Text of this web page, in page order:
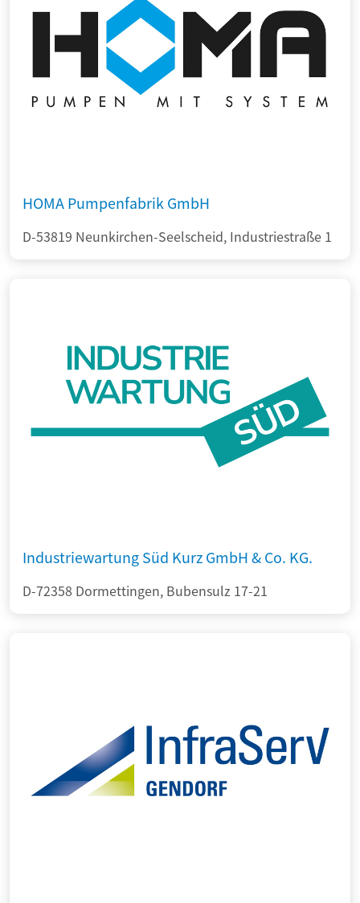
HOMA Pumpenfabrik GmbH
D-53819 Neunkirchen-Seelscheid, Industriestraße 1
Industriewartung Süd Kurz GmbH & Co. KG.
D-72358 Dormettingen, Bubensulz 17-21